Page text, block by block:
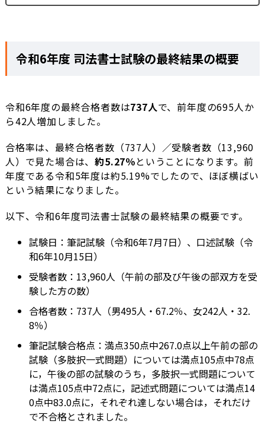
令和6年度 司法書士試験の最終結果の概要
令和6年度の最終合格者数は737人で、前年度の695人か
ら42人増加しました。
合格率は、最終合格者数（737人）／受験者数（13,960
人）で見た場合は、約5.27％ということになります。前
年度である令和5年度は約5.19%でしたので、ほぼ横ばい
という結果になりました。
以下、令和6年度司法書士試験の最終結果の概要です。
試験日：筆記試験（令和6年7月7日）、口述試験（令
和6年10月15日）
受験者数：13,960人（午前の部及び午後の部双方を受
験した方の数）
合格者数：737人（男495人・67.2％、女242人・32.
8％）
筆記試験合格点：満点350点中267.0点以上午前の部の
試験（多肢択一式問題）については満点105点中78点
に，午後の部の試験のうち，多肢択一式問題について
は満点105点中72点に，記述式問題については満点14
0点中83.0点に，それぞれ達しない場合は，それだけ
で不合格とされました。